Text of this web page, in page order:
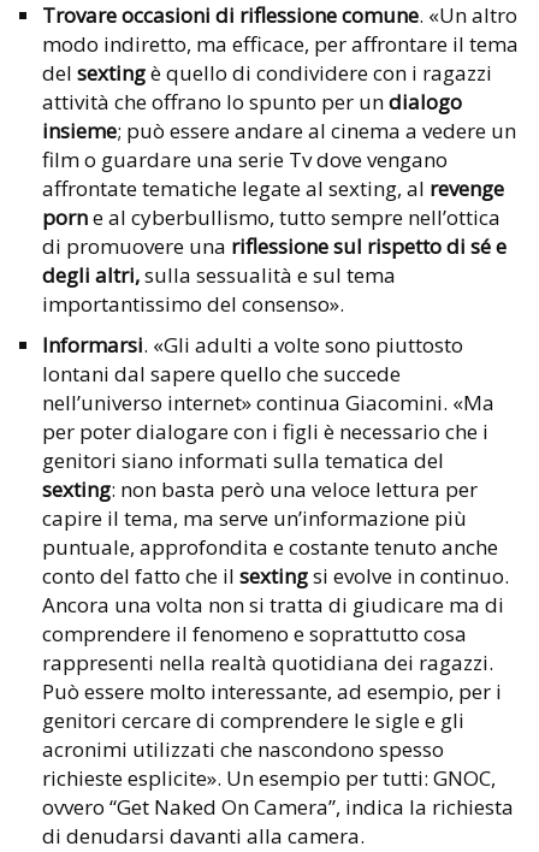
Trovare occasioni di riflessione comune. «Un altro
modo indiretto, ma efficace, per affrontare il tema
del sextingè quello di condividere con i ragazzi
attività che offrano lo spunto per undialogo
insieme; può essere andare al cinema a vedere un
film o guardare una serie Tv dove vengano
affrontate tematiche legate al sexting, al revenge
porne al cyberbullismo, tutto sempre nell’ottica
di promuovere una riflessione sul rispetto di sé e
degli altri,sulla sessualità e sul tema
importantissimo del consenso».
Informarsi. «Gli adulti a volte sono piuttosto
lontani dal sapere quello che succede
nell’universo internet» continua Giacomini. «Ma
per poter dialogare con i figli è necessario che i
genitori siano informati sulla tematica del
sexting: non basta però una veloce lettura per
capire il tema, ma serve un’informazione più
puntuale, approfondita e costante tenuto anche
conto del fatto che il sextingsi evolve in continuo.
Ancora una volta non si tratta di giudicare ma di
comprendere il fenomeno e soprattutto cosa
rappresenti nella realtà quotidiana dei ragazzi.
Può essere molto interessante, ad esempio, per i
genitori cercare di comprendere le sigle e gli
acronimi utilizzati che nascondono spesso
richieste esplicite». Un esempio per tutti: GNOC,
ovvero “Get Naked On Camera”, indica la richiesta
di denudarsi davanti alla camera.